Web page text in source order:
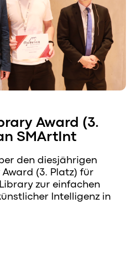
Award (3.
SMArtInt
den diesjährigen
(3. Platz) für
zur einfachen
Intelligenz in